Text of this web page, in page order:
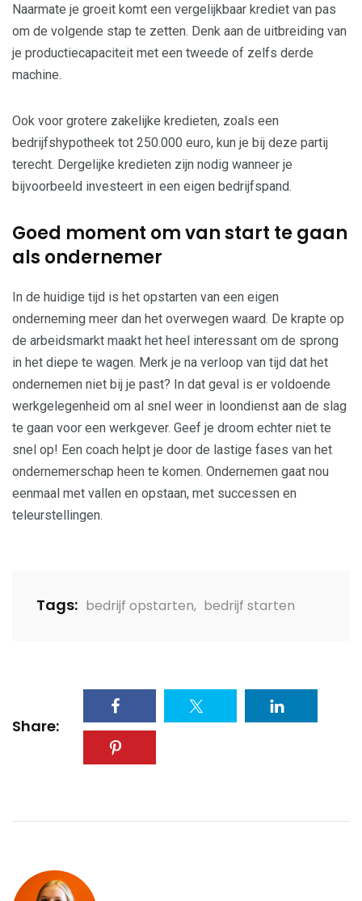
Naarmate je groeit komt een vergelijkbaar krediet van pas
om de volgende stap te zetten. Denk aan de uitbreiding van
je productiecapaciteit met een tweede of zelfs derde
machine.
Ook voor grotere zakelijke kredieten, zoals een
bedrijfshypotheek tot 250.000 euro, kun je bij deze partij
terecht. Dergelijke kredieten zijn nodig wanneer je
bijvoorbeeld investeert in een eigen bedrijfspand.
Goed moment om van start te gaan
als ondernemer
In de huidige tijd is het opstarten van een eigen
onderneming meer dan het overwegen waard. De krapte op
de arbeidsmarkt maakt het heel interessant om de sprong
in het diepe te wagen. Merk je na verloop van tijd dat het
ondernemen niet bij je past? In dat geval is er voldoende
werkgelegenheid om al snel weer in loondienst aan de slag
te gaan voor een werkgever. Geef je droom echter niet te
snel op! Een coach helpt je door de lastige fases van het
ondernemerschap heen te komen. Ondernemen gaat nou
eenmaal met vallen en opstaan, met successen en
teleurstellingen.
Tags: bedrijf opstarten, bedrijf starten
Share: